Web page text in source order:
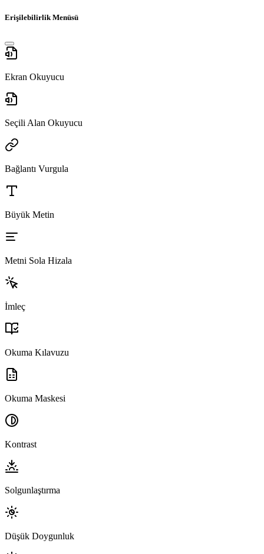
Erişilebilirlik Menüsü
Ekran Okuyucu
Seçili Alan Okuyucu
Bağlantı Vurgula
Büyük Metin
Metni Sola Hizala
İmleç
Okuma Kılavuzu
Okuma Maskesi
Kontrast
Solgunlaştırma
Düşük Doygunluk